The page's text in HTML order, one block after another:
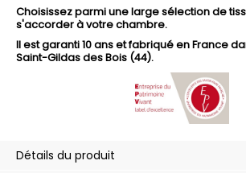
Choisissez parmi une large sélection de
s'accorder à votre chambre.
Il est garanti 10 ans et fabriqué en France
Saint-Gildas des Bois (44).
Détails du produit